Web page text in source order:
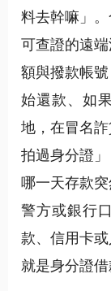
料去幹嘛」
可查證的遠
額與撥款帳
始還款、如
地，在冒名
拍過身分證
哪一天存款
警方或銀行
款、信用卡
就是身分證